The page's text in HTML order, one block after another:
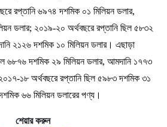
রপ্তানি ৬৯৭৪ দশমিক ০১ মিলিয়ন ডলার,
ডলার; ২০১৯-২০ অর্থবছরে রপ্তানি ছিল ৫৮৩২
২১২৬ দশমিক ১০ মিলিয়ন ডলার। এছাড়া
৬৮৭৬ দশমিক ২৯ মিলিয়ন ডলার, আমদানি ১৭৭৩
১৮ অর্থবছরে রপ্তানি ছিল ৫৯৮৩ দশমিক ৩১
৬৬ মিলিয়ন ডলারের পণ্য।
শেয়ার করুন